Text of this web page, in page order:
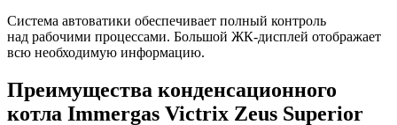
Система автоватики обеспечивает полный контроль
над рабочими процессами. Большой ЖК-дисплей отображает
всю необходимую информацию.
Преимущества конденсационного
котла Immergas Victrix Zeus Superior